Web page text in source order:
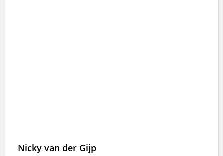
Nicky van der Gijp